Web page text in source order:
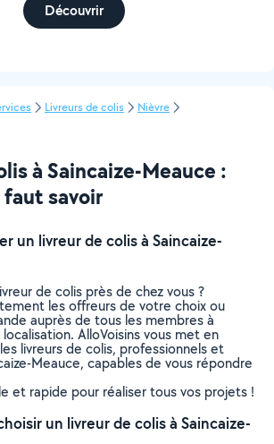
Découvrir
Livreurs de colis
Nièvre
à Saincaize-Meauce :
savoir
un livreur de colis à Saincaize-
de colis près de chez vous ?
les offreurs de votre choix ou
auprès de tous les membres à
AlloVoisins vous met en
livreurs de colis, professionnels et
Meauce, capables de vous répondre
et rapide pour réaliser tous vos projets !
un livreur de colis à Saincaize-